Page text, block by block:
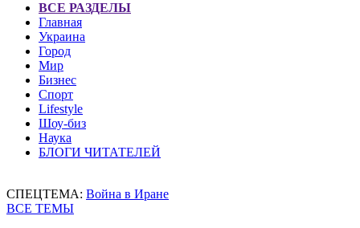
ВСЕ РАЗДЕЛЫ
Главная
Украина
Город
Мир
Бизнес
Спорт
Lifestyle
Шоу-биз
Наука
БЛОГИ ЧИТАТЕЛЕЙ
СПЕЦТЕМА: Война в Иране
ВСЕ ТЕМЫ